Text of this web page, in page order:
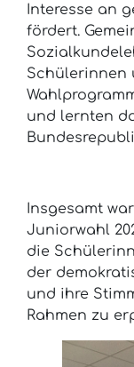
Interesse an
fördert.
Schülerinnen
und lernten
Insgesamt
Juniorwahl
die
der
und ihre
Rahmen zu